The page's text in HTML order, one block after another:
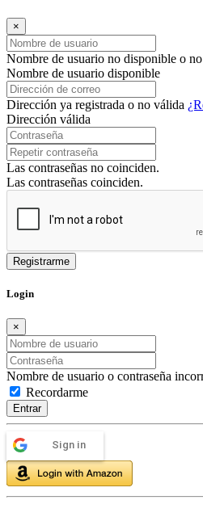
×
Nombre de usuario no disponible o
Nombre de usuario disponible
Dirección ya registrada o no válida
Dirección válida
Las contraseñas no coinciden.
Las contraseñas coinciden.
Login
×
Nombre de usuario o contraseña
Recordarme
Entrar
Sign in